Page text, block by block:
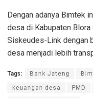
Dengan adanya Bimtek
desa di Kabupaten
Siskeudes-Link dengan
desa menjadi lebih
Tags: Bank Jateng
keuangan desa PMD